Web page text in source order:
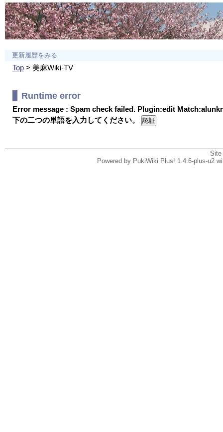
更新履歴をみる
Top> 美麻Wiki-TV
Runtime error
Error message : Spam check failed. Plugin:edit
下の二つの単語を入力してください。
Powered by PukiWiki Plus! 1.4.6-plus-u2